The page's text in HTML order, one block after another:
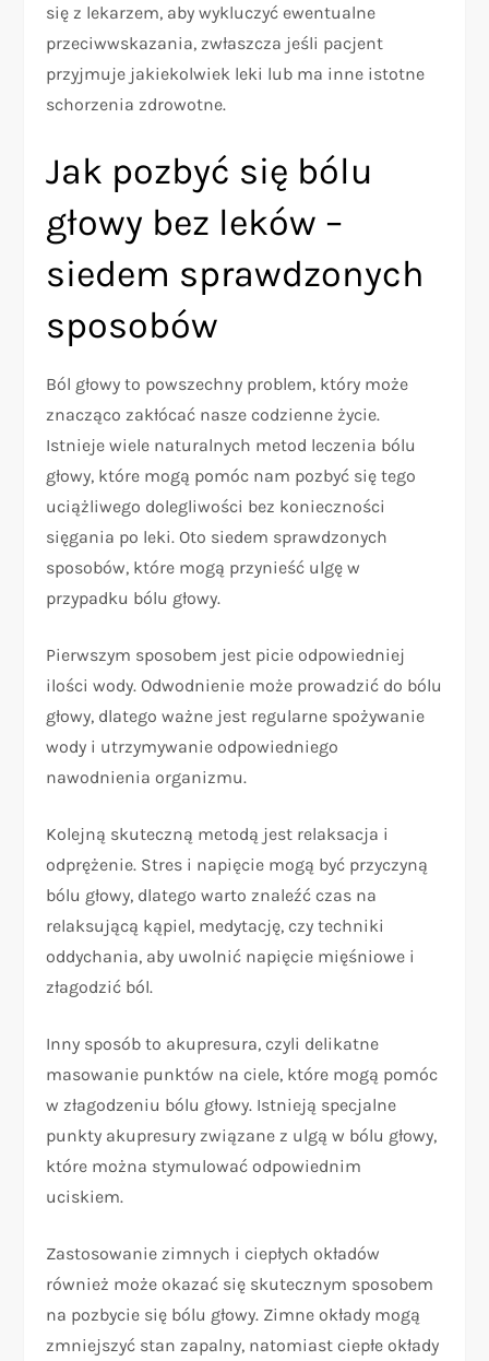
się z lekarzem, aby wykluczyć ewentualne
przeciwwskazania, zwłaszcza jeśli pacjent
przyjmuje jakiekolwiek leki lub ma inne istotne
schorzenia zdrowotne.
Jak pozbyć się bólu
głowy bez leków –
siedem sprawdzonych
sposobów
Ból głowy to powszechny problem, który może
znacząco zakłócać nasze codzienne życie.
Istnieje wiele naturalnych metod leczenia bólu
głowy, które mogą pomóc nam pozbyć się tego
uciążliwego dolegliwości bez konieczności
sięgania po leki. Oto siedem sprawdzonych
sposobów, które mogą przynieść ulgę w
przypadku bólu głowy.
Pierwszym sposobem jest picie odpowiedniej
ilości wody. Odwodnienie może prowadzić do bólu
głowy, dlatego ważne jest regularne spożywanie
wody i utrzymywanie odpowiedniego
nawodnienia organizmu.
Kolejną skuteczną metodą jest relaksacja i
odprężenie. Stres i napięcie mogą być przyczyną
bólu głowy, dlatego warto znaleźć czas na
relaksującą kąpiel, medytację, czy techniki
oddychania, aby uwolnić napięcie mięśniowe i
złagodzić ból.
Inny sposób to akupresura, czyli delikatne
masowanie punktów na ciele, które mogą pomóc
w złagodzeniu bólu głowy. Istnieją specjalne
punkty akupresury związane z ulgą w bólu głowy,
które można stymulować odpowiednim
uciskiem.
Zastosowanie zimnych i ciepłych okładów
również może okazać się skutecznym sposobem
na pozbycie się bólu głowy. Zimne okłady mogą
zmniejszyć stan zapalny, natomiast ciepłe okłady